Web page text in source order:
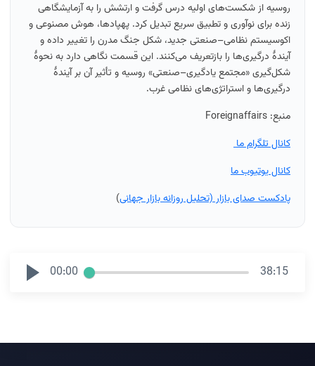
روسیه از شکست‌های اولیه درس گرفت و ارتشش را به آزمایشگاهی
زنده برای نوآوری و تطبیق سریع تبدیل کرد. پهپادها، هوش مصنوعی و
اکوسیستم نظامی–صنعتی جدید، شکل جنگ مدرن را تغییر داده و
آیندهٔ درگیری‌ها را بازتعریف می‌کنند. این قسمت نگاهی دارد به نحوهٔ
شکل‌گیری «مجتمع یادگیری–صنعتی» روسیه و تأثیر آن بر آیندهٔ
درگیری‌ها و استراتژی‌های نظامی غرب.
منبع: Foreignaffairs
کانال تلگرام ما
کانال یوتیوب ما
پادکست صدای بازار (تحلیل روزانه بازار جهانی)
00:00 38:15